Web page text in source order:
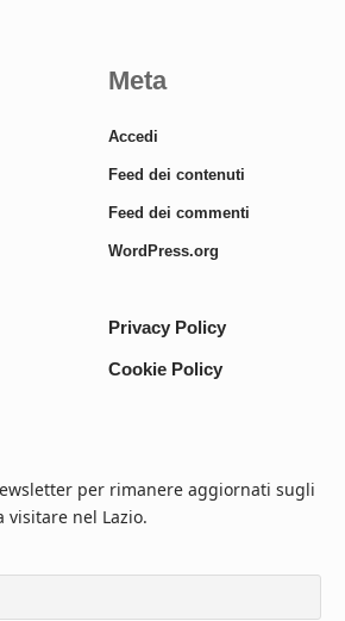
Meta
Accedi
Feed dei contenuti
Feed dei commenti
WordPress.org
Privacy Policy
Cookie Policy
per rimanere aggiornati sugli
nel Lazio.